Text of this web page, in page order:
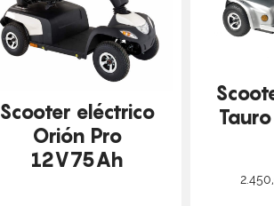
Scooter eléctrico
Orión Pro
12V75Ah